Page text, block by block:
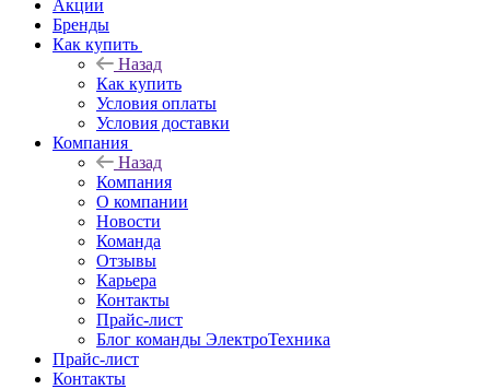
Акции
Бренды
Как купить
Назад
Как купить
Условия оплаты
Условия доставки
Компания
Назад
Компания
О компании
Новости
Команда
Отзывы
Карьера
Контакты
Прайс-лист
Блог команды ЭлектроТехника
Прайс-лист
Контакты